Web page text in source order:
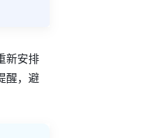
新安排
醒，避